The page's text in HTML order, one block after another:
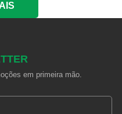
em primeira mão.